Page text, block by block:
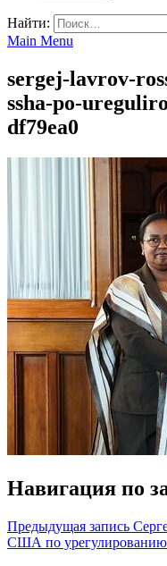
Найти:
Main Menu
sergej-lavrov-
ssha-po-
df79ea0
Навигация по
Предыдущая запись
США по урегулированию